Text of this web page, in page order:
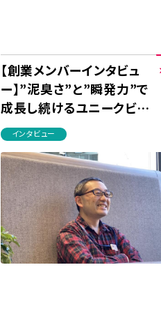
【創業メンバーインタビュ
ー】”泥臭さ”と”瞬発力”で
成長し続けるユニークビジ
ョンの技術
インタビュー